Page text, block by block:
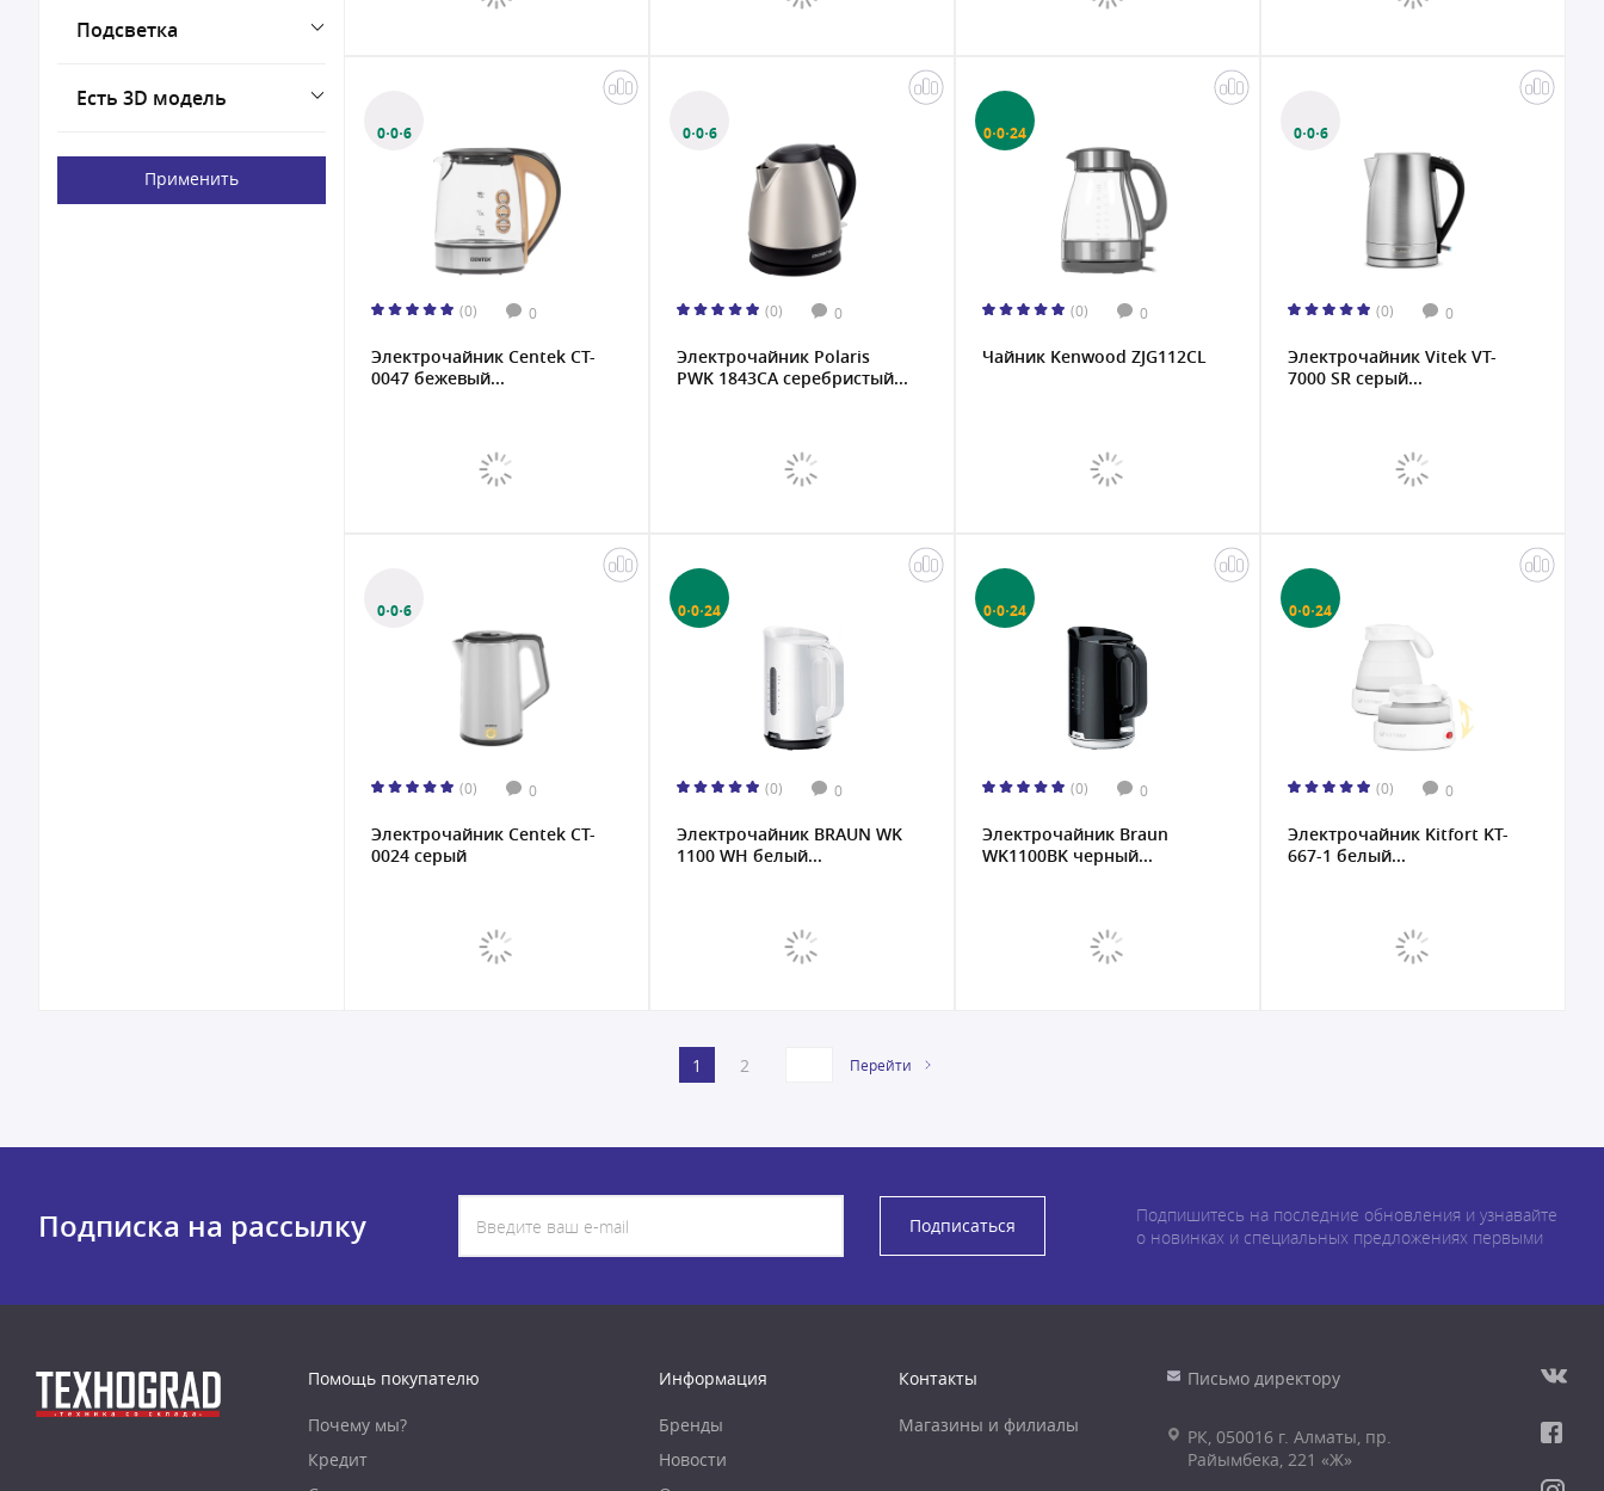
Подсветка
Есть 3D модель
Применить
0·0·6
(0) 0
Электрочайник Centek CT-
0047 бежевый...
0·0·6
(0) 0
Электрочайник Polaris
PWK 1843CA серебристый...
0·0·24
(0) 0
Чайник Kenwood ZJG112CL
0·0·6
(0) 0
Электрочайник Vitek VT-
7000 SR серый...
0·0·6
(0) 0
Электрочайник Centek CT-
0024 серый
0·0·24
(0) 0
Электрочайник BRAUN WK
1100 WH белый...
0·0·24
(0) 0
Электрочайник Braun
WK1100BK черный...
0·0·24
(0) 0
Электрочайник Kitfort KT-
667-1 белый...
1 2 Перейти
Подписка на рассылку Подписаться
Подпишитесь на последние обновления и узнавайте
о новинках и специальных предложениях первыми
Помощь покупателю
Почему мы?
Кредит
Информация
Бренды
Новости
Контакты
Магазины и филиалы
Письмо директору
РК, 050016 г. Алматы, пр.
Райымбека, 221 «Ж»